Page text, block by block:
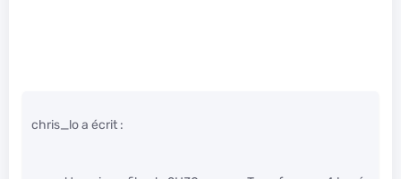
chris_lo a écrit :